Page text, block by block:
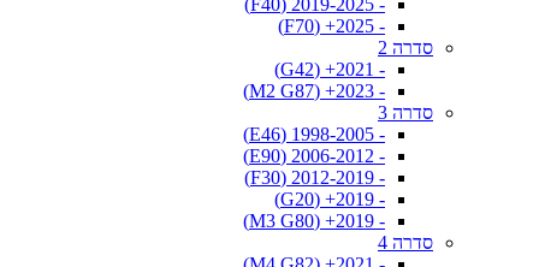
- 2019-2025 (F40)
- 2025+ (F70)
סדרה 2
- 2021+ (G42)
- 2023+ (M2 G87)
סדרה 3
- 1998-2005 (E46)
- 2006-2012 (E90)
- 2012-2019 (F30)
- 2019+ (G20)
- 2019+ (M3 G80)
סדרה 4